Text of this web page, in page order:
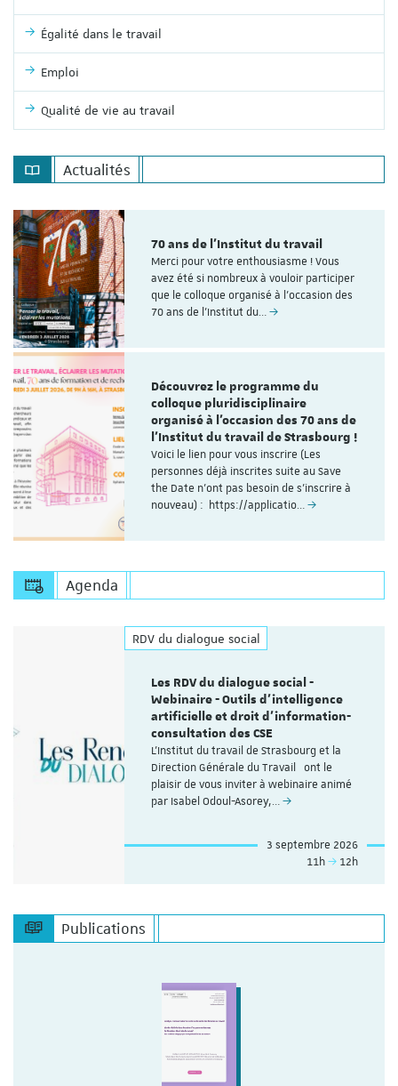
Égalité dans le travail
Emploi
Qualité de vie au travail
Actualités
70 ans de l'Institut du travail
Merci pour votre enthousiasme ! Vous
avez été si nombreux à vouloir participer
que le colloque organisé à l'occasion des
70 ans de l’Institut du…
Découvrez le programme du
colloque pluridisciplinaire
organisé à l'occasion des 70 ans de
l'Institut du travail de Strasbourg !
Voici le lien pour vous inscrire (Les
personnes déjà inscrites suite au Save
the Date n'ont pas besoin de s'inscrire à
nouveau) : https://applicatio…
Agenda
RDV du dialogue social
Les RDV du dialogue social -
Webinaire - Outils d’intelligence
artificielle et droit d’information-
consultation des CSE
L'Institut du travail de Strasbourg et la
Direction Générale du Travail ont le
plaisir de vous inviter à webinaire animé
par Isabel Odoul-Asorey,…
3 septembre 2026
11h
12h
Publications